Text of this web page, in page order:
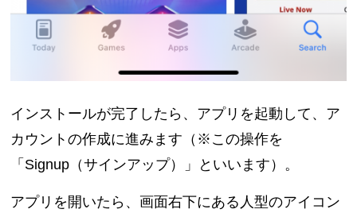
インストールが完了したら、アプリを起動して、ア
カウントの作成に進みます（※この操作を
「Signup（サインアップ）」といいます）。
アプリを開いたら、画面右下にある人型のアイコン